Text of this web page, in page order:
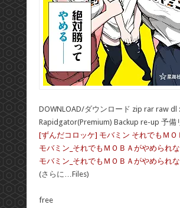
DOWNLOAD/ダウンロード zip rar raw dl :
Rapidgator(Premium) Backup re-up 予備
[ずんだコロッケ] モバミン それでもＭ
モバミン_それでもＭＯＢＡがやめられ
モバミン_それでもＭＯＢＡがやめられ
(さらに…Files)
free